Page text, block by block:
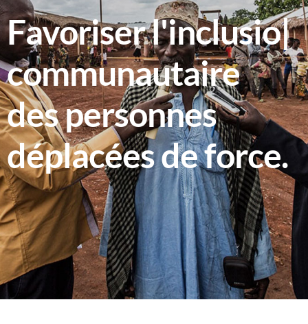
Favoriserla part|
communautaire
des personnes
déplacées de force.